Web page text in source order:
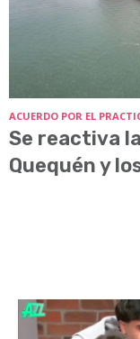
ACUERDO POR EL
Se reactiva
Quequén y